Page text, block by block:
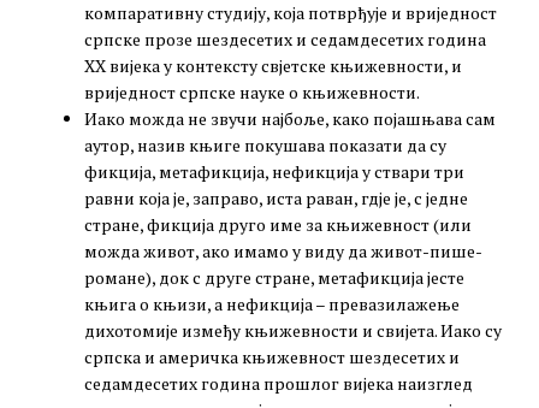
компаративну студију, која потврђује и вриједност
српске прозе шездесетих и седамдесетих година
ХХ вијека у контексту свјетске књижевности, и
вриједност српске науке о књижевности.
Иако можда не звучи најбоље, како појашњава сам
аутор, назив књиге покушава показати да су
фикција, метафикција, нефикција у ствари три
равни која је, заправо, иста раван, гдје је, с једне
стране, фикција друго име за књижевност (или
можда живот, ако имамо у виду да живот-пише-
романе), док с друге стране, метафикција јесте
књига о књизи, а нефикција – превазилажење
дихотомије између књижевности и свијета. Иако су
српска и америчка књижевност шездесетих и
седамдесетих година прошлог вијека наизглед